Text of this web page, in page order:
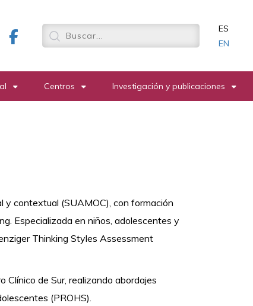
ES
EN
Centros Investigación y publicaciones
contextual (SUAMOC), con formación
Especializada en niños, adolescentes y
Thinking Styles Assessment
Clínico de Sur, realizando abordajes
(PROHS).